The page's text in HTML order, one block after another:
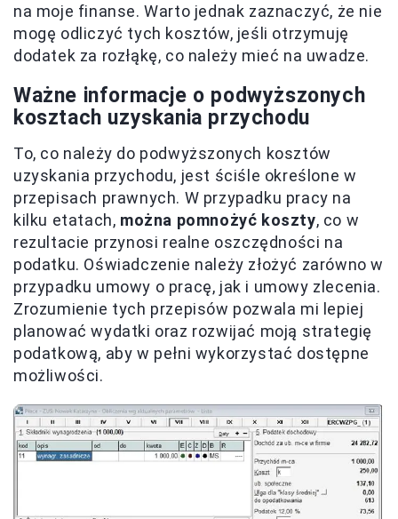
na moje finanse. Warto jednak zaznaczyć, że nie
mogę odliczyć tych kosztów, jeśli otrzymuję
dodatek za rozłąkę, co należy mieć na uwadze.
Ważne informacje o podwyższonych
kosztach uzyskania przychodu
To, co należy do podwyższonych kosztów
uzyskania przychodu, jest ściśle określone w
przepisach prawnych. W przypadku pracy na
kilku etatach, można pomnożyć koszty, co w
rezultacie przynosi realne oszczędności na
podatku. Oświadczenie należy złożyć zarówno w
przypadku umowy o pracę, jak i umowy zlecenia.
Zrozumienie tych przepisów pozwala mi lepiej
planować wydatki oraz rozwijać moją strategię
podatkową, aby w pełni wykorzystać dostępne
możliwości.